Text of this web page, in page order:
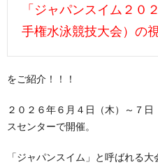
「ジャパンスイム２０
手権水泳競技大会）の
をご紹介！！！
２０２６年６月４日（木）～７
スセンターで開催。
「ジャパンスイム」と呼ばれる大